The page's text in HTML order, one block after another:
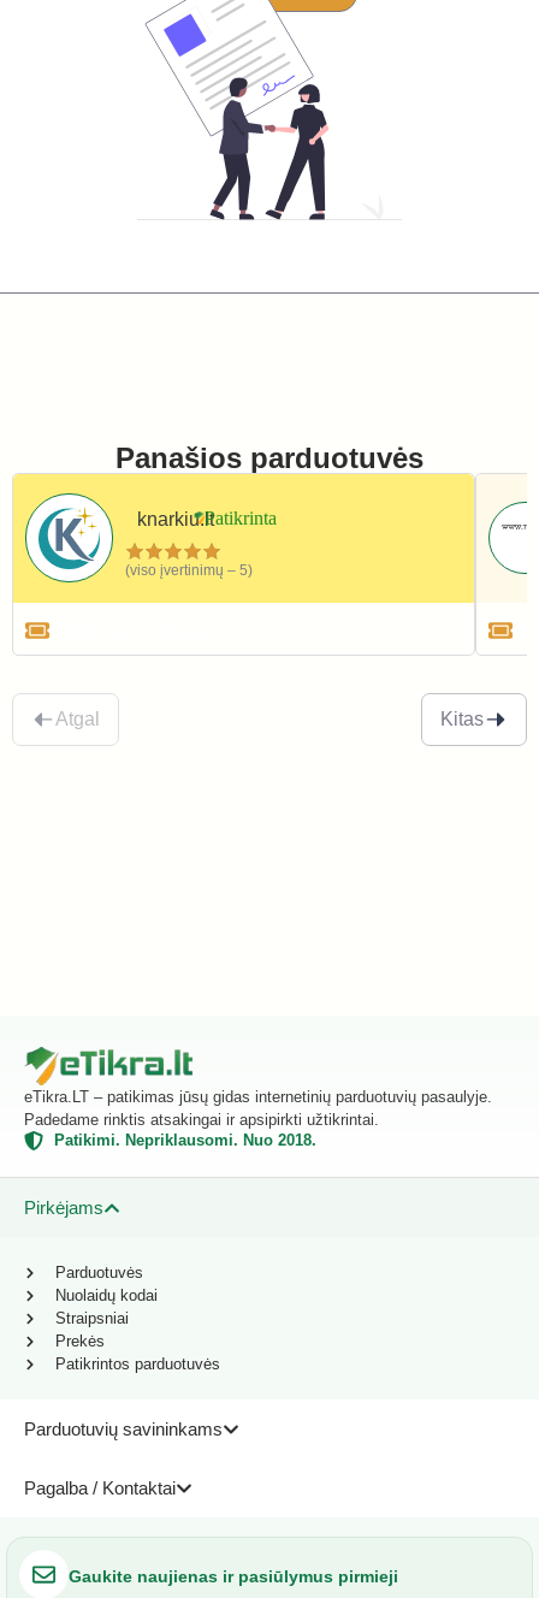
Panašios parduotuvės
knarkiu.lt
(viso įvertinimų – 5)
Atgal Kitas
eTikra.LT – patikimas jūsų gidas internetinių parduotuvių pasaulyje.
Padedame rinktis atsakingai ir apsipirkti užtikrintai.
Patikimi. Nepriklausomi. Nuo 2018.
Pirkėjams
Parduotuvių savininkams
Pagalba / Kontaktai
Parduotuvės
Nuolaidų kodai
Straipsniai
Prekės
Patikrintos parduotuvės
Gaukite naujienas ir pasiūlymus pirmieji